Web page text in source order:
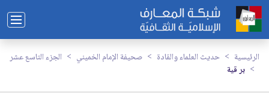
الرئيسية حديث العلماء والقادة صحيفة الإمام الخميني
الجزء التاسع عشر
بر قية